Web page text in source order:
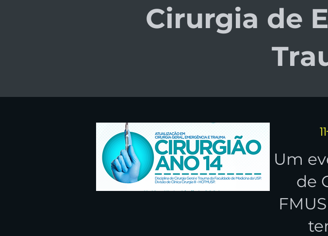
Cirurgia de
Um
de